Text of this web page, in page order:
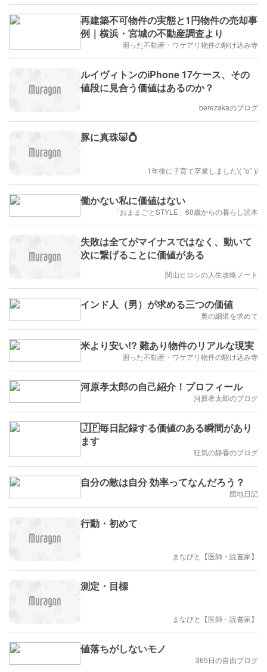
再建築不可物件の実態と1円物件の売却事
例｜横浜・宮城の不動産調査より
困った不動産・ワケアリ物件の駆け込み寺
ルイヴィトンのiPhone 17ケース、その
値段に見合う価値はあるのか？
berezakaのブログ
豚に真珠🐷💍
1年後に子育て卒業しました\( ˆoˆ )/
働かない私に価値はない
「おままごとSTYLE」60歳からの暮らし読本
失敗は全てがマイナスではなく、動いて
次に繋げることに価値がある
関山ヒロシの人生攻略ノート
インド人（男）が求める三つの価値
奥の細道を求めて
米より安い!? 難あり物件のリアルな現実
困った不動産・ワケアリ物件の駆け込み寺
河原孝太郎の自己紹介！プロフィール
河原孝太郎のブログ
🇯🇵毎日記録する価値のある瞬間があり
ます
狂気の靜香のブログ
自分の敵は自分 効率ってなんだろう？
団地日記
行動・初めて
まなびと【医師・読書家】
測定・目標
まなびと【医師・読書家】
値落ちがしないモノ
365日の自由ブログ